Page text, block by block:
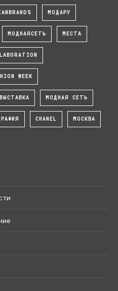
МОДАРУ
МОДНАЯСЕТЬ МЕСТА
WEEK
ВЫСТАВКА МОДНАЯ СЕТЬ
CHANEL МОСКВА